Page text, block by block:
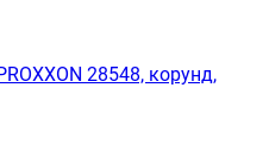
28548, корунд,